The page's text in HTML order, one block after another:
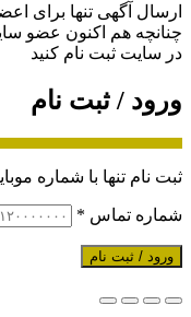
ارسال آگهی تنها برای
چنانچه هم‌ اکنون عضو
در سایت ثبت نام کنید
ورود / ثبت نام
ثبت نام تنها با شماره
شماره تماس *
ورود / ثبت نام